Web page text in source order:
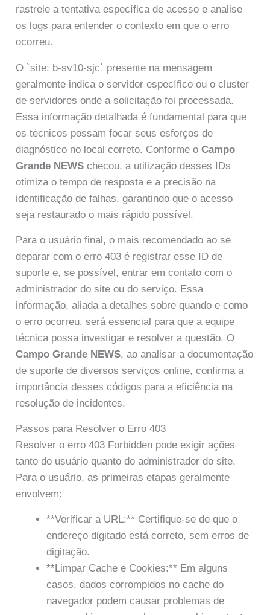
rastreie a tentativa específica de acesso e analise
os logs para entender o contexto em que o erro
ocorreu.
O `site: b-sv10-sjc` presente na mensagem
geralmente indica o servidor específico ou o cluster
de servidores onde a solicitação foi processada.
Essa informação detalhada é fundamental para que
os técnicos possam focar seus esforços de
diagnóstico no local correto. Conforme oCampo
Grande NEWS checou, a utilização desses IDs
otimiza o tempo de resposta e a precisão na
identificação de falhas, garantindo que o acesso
seja restaurado o mais rápido possível.
Para o usuário final, o mais recomendado ao se
deparar com o erro 403 é registrar esse ID de
suporte e, se possível, entrar em contato com o
administrador do site ou do serviço. Essa
informação, aliada a detalhes sobre quando e como
o erro ocorreu, será essencial para que a equipe
técnica possa investigar e resolver a questão. O
Campo Grande NEWS, ao analisar a documentação
de suporte de diversos serviços online, confirma a
importância desses códigos para a eficiência na
resolução de incidentes.
Passos para Resolver o Erro 403
Resolver o erro 403 Forbidden pode exigir ações
tanto do usuário quanto do administrador do site.
Para o usuário, as primeiras etapas geralmente
envolvem:
**Verificar a URL:** Certifique-se de que o
endereço digitado está correto, sem erros de
digitação.
**Limpar Cache e Cookies:** Em alguns
casos, dados corrompidos no cache do
navegador podem causar problemas de